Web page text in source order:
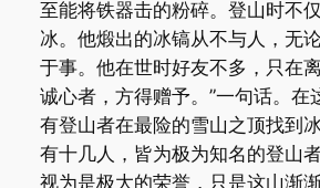
至能将铁器击的粉碎。登山时不
冰。他煅出的冰镐从不与人，无
于事。他在世时好友不多，只在
诚心者，方得赠予。”一句话。在
有登山者在最险的雪山之顶找到
有十几人，皆为极为知名的登山
视为是极大的荣誉，只是这山渐